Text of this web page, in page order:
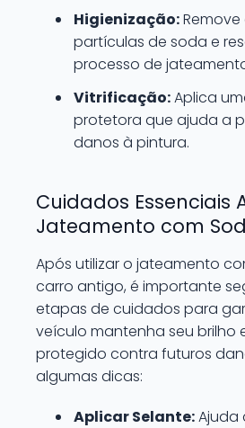
Higienização:
partículas de soda e
processo de
Vitrificação:Aplica
protetora que ajuda a
danos à pintura.
Cuidados Essenciais
Jateamento com
Após utilizar o jateamento
carro antigo, é importante
etapas de cuidados para
veículo mantenha seu brilho
protegido contra futuros
algumas dicas:
Aplicar Selante:Ajuda